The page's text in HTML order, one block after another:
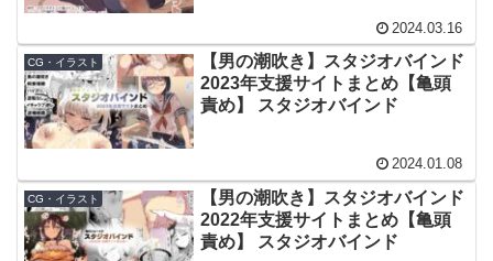
2024.03.16
CG・イラスト
【男の潮吹き】スタジオバインド
2023年支援サイトまとめ【亀頭
責め】 スタジオバインド
2024.01.08
CG・イラスト
【男の潮吹き】スタジオバインド
2022年支援サイトまとめ【亀頭
責め】 スタジオバインド